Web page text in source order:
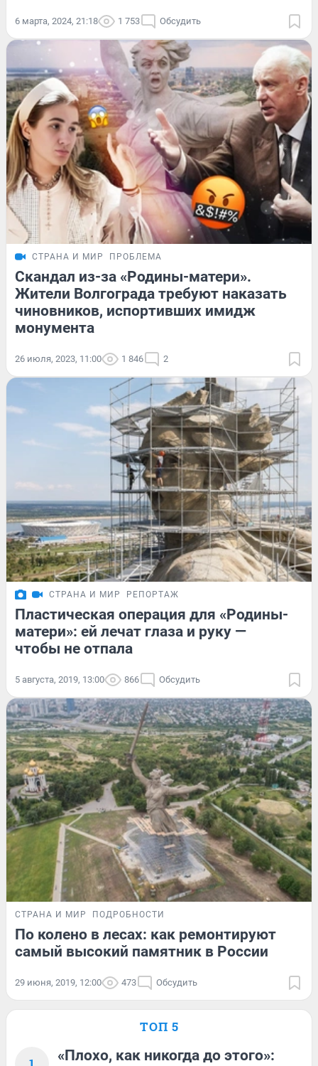
6 марта, 2024, 21:18 1 753 Обсудить
СТРАНА И МИР ПРОБЛЕМА
Скандал из-за «Родины-матери».
Жители Волгограда требуют наказать
чиновников, испортивших имидж
монумента
26 июля, 2023, 11:00 1 846 2
СТРАНА И МИР РЕПОРТАЖ
Пластическая операция для «Родины-
матери»: ей лечат глаза и руку —
чтобы не отпала
5 августа, 2019, 13:00 866 Обсудить
СТРАНА И МИР ПОДРОБНОСТИ
По колено в лесах: как ремонтируют
самый высокий памятник в России
29 июня, 2019, 12:00 473 Обсудить
ТОП 5
«Плохо, как никогда до этого»: